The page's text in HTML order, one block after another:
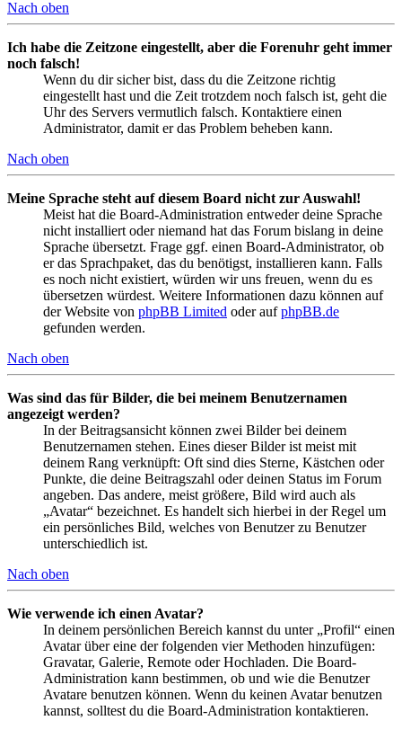
Nach oben
Ich habe die Zeitzone eingestellt, aber die Forenuhr geht immer
noch falsch!
Wenn du dir sicher bist, dass du die Zeitzone richtig
eingestellt hast und die Zeit trotzdem noch falsch ist, geht die
Uhr des Servers vermutlich falsch. Kontaktiere einen
Administrator, damit er das Problem beheben kann.
Nach oben
Meine Sprache steht auf diesem Board nicht zur Auswahl!
Meist hat die Board-Administration entweder deine Sprache
nicht installiert oder niemand hat das Forum bislang in deine
Sprache übersetzt. Frage ggf. einen Board-Administrator, ob
er das Sprachpaket, das du benötigst, installieren kann. Falls
es noch nicht existiert, würden wir uns freuen, wenn du es
übersetzen würdest. Weitere Informationen dazu können auf
der Website von phpBB Limited oder aufphpBB.de
gefunden werden.
Nach oben
Was sind das für Bilder, die bei meinem Benutzernamen
angezeigt werden?
In der Beitragsansicht können zwei Bilder bei deinem
Benutzernamen stehen. Eines dieser Bilder ist meist mit
deinem Rang verknüpft: Oft sind dies Sterne, Kästchen oder
Punkte, die deine Beitragszahl oder deinen Status im Forum
angeben. Das andere, meist größere, Bild wird auch als
„Avatar“ bezeichnet. Es handelt sich hierbei in der Regel um
ein persönliches Bild, welches von Benutzer zu Benutzer
unterschiedlich ist.
Nach oben
Wie verwende ich einen Avatar?
In deinem persönlichen Bereich kannst du unter „Profil“ einen
Avatar über eine der folgenden vier Methoden hinzufügen:
Gravatar, Galerie, Remote oder Hochladen. Die Board-
Administration kann bestimmen, ob und wie die Benutzer
Avatare benutzen können. Wenn du keinen Avatar benutzen
kannst, solltest du die Board-Administration kontaktieren.